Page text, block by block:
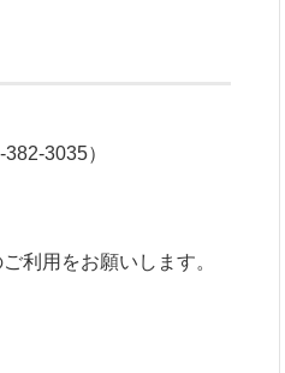
3035）
利用をお願いします。